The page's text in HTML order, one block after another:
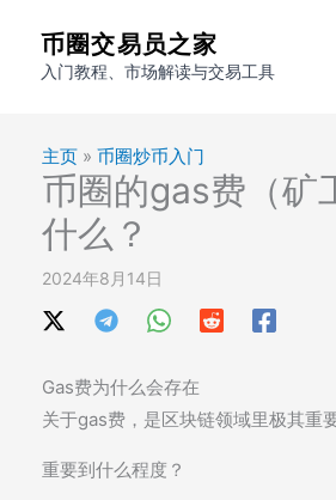
币圈交易员之家
入门教程、市场解读与交易工具
主页 » 币圈炒币入门
币圈的gas费（矿
什么？
2024年8月14日
Gas费为什么会存在
关于gas费，是区块链领域里极其重
重要到什么程度？